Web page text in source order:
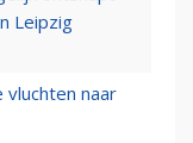
Leipzig
naar